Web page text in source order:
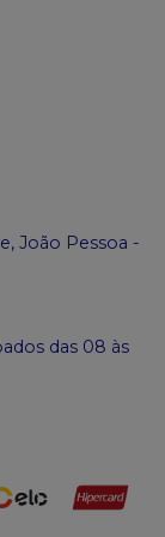
João Pessoa -
das 08 às